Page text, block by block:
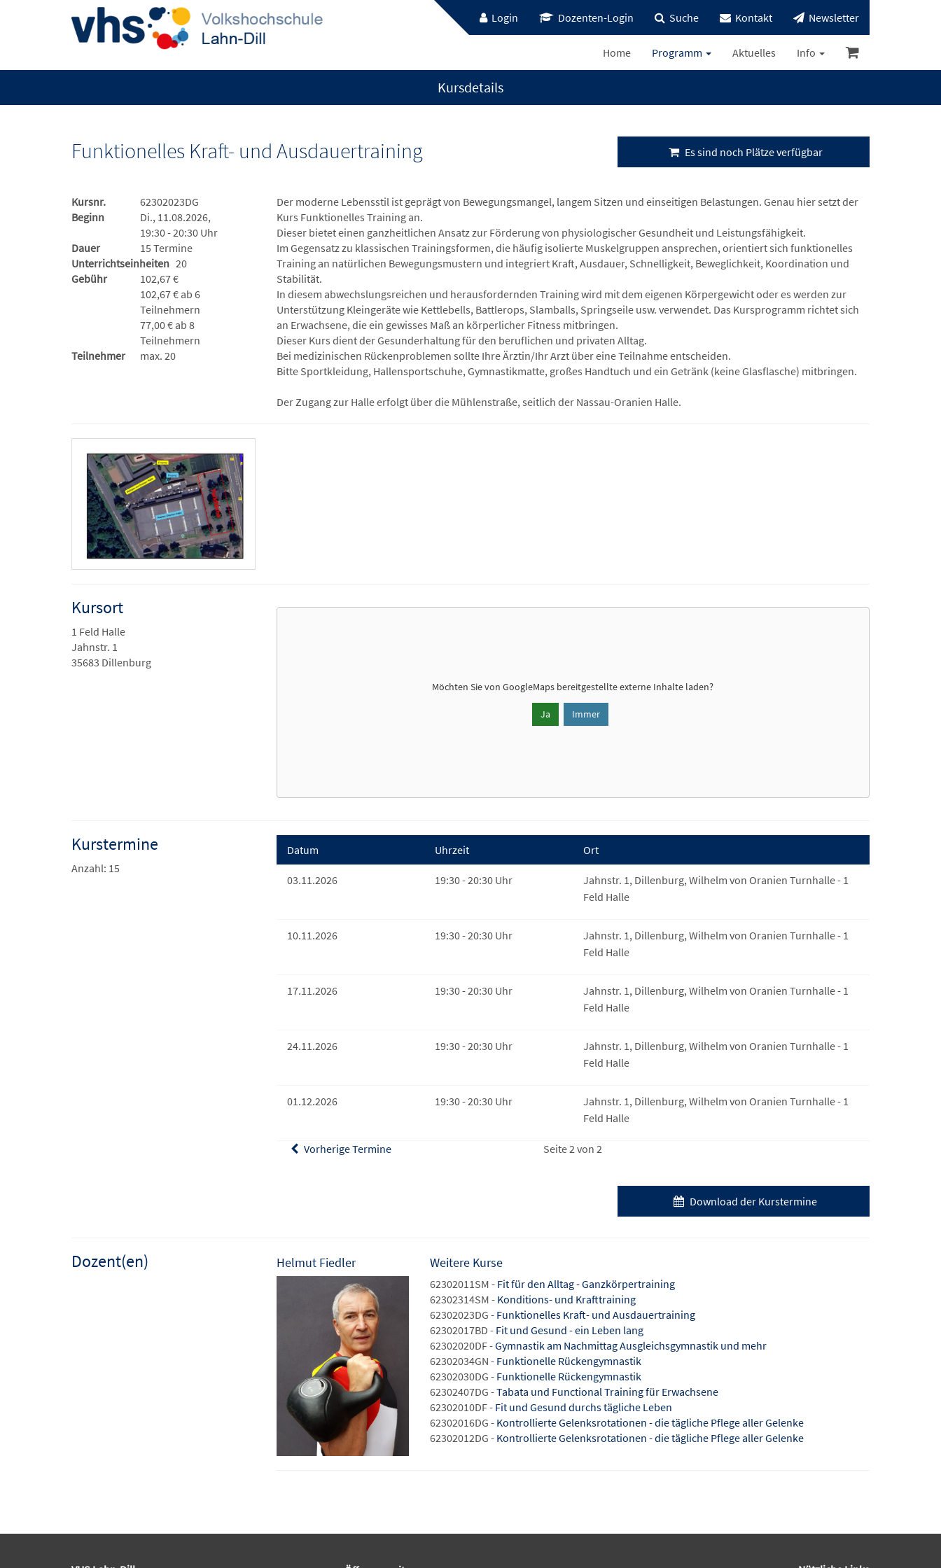
Login Dozenten-Login Suche Kontakt Newsletter
Home Programm Aktuelles Info
Kursdetails
Funktionelles Kraft- und Ausdauertraining Es sind noch Plätze verfügbar
Kursnr.
62302023DG
Beginn
Di., 11.08.2026,
19:30 - 20:30 Uhr
Dauer
15 Termine
Unterrichtseinheiten
20
Gebühr
102,67 €
102,67 € ab 6
Teilnehmern
77,00 € ab 8
Teilnehmern
Teilnehmer
max. 20
Der moderne Lebensstil ist geprägt von Bewegungsmangel, langem Sitzen und einseitigen Belastungen. Genau hier setzt der
Kurs Funktionelles Training an.
Dieser bietet einen ganzheitlichen Ansatz zur Förderung von physiologischer Gesundheit und Leistungsfähigkeit.
Im Gegensatz zu klassischen Trainingsformen, die häufig isolierte Muskelgruppen ansprechen, orientiert sich funktionelles
Training an natürlichen Bewegungsmustern und integriert Kraft, Ausdauer, Schnelligkeit, Beweglichkeit, Koordination und
Stabilität.
In diesem abwechslungsreichen und herausfordernden Training wird mit dem eigenen Körpergewicht oder es werden zur
Unterstützung Kleingeräte wie Kettlebells, Battlerops, Slamballs, Springseile usw. verwendet. Das Kursprogramm richtet sich
an Erwachsene, die ein gewisses Maß an körperlicher Fitness mitbringen.
Dieser Kurs dient der Gesunderhaltung für den beruflichen und privaten Alltag.
Bei medizinischen Rückenproblemen sollte Ihre Ärztin/Ihr Arzt über eine Teilnahme entscheiden.
Bitte Sportkleidung, Hallensportschuhe, Gymnastikmatte, großes Handtuch und ein Getränk (keine Glasflasche) mitbringen.
Der Zugang zur Halle erfolgt über die Mühlenstraße, seitlich der Nassau-Oranien Halle.
Kursort
1 Feld Halle
Jahnstr. 1
35683 Dillenburg
Möchten Sie vonGoogleMaps bereitgestellte externe Inhalte laden?
Ja Immer
Kurstermine
Anzahl: 15
Datum Uhrzeit Ort
03.11.2026 19:30 - 20:30 Uhr
Jahnstr. 1, Dillenburg, Wilhelm von Oranien Turnhalle - 1
Feld Halle
10.11.2026 19:30 - 20:30 Uhr
Jahnstr. 1, Dillenburg, Wilhelm von Oranien Turnhalle - 1
Feld Halle
17.11.2026 19:30 - 20:30 Uhr
Jahnstr. 1, Dillenburg, Wilhelm von Oranien Turnhalle - 1
Feld Halle
24.11.2026 19:30 - 20:30 Uhr
Jahnstr. 1, Dillenburg, Wilhelm von Oranien Turnhalle - 1
Feld Halle
01.12.2026 19:30 - 20:30 Uhr
Jahnstr. 1, Dillenburg, Wilhelm von Oranien Turnhalle - 1
Feld Halle
Vorherige Termine Seite 2 von 2
Download der Kurstermine
Dozent(en) Helmut Fiedler Weitere Kurse
62302011SM - Fit für den Alltag - Ganzkörpertraining
62302314SM - Konditions- und Krafttraining
62302023DG - Funktionelles Kraft- und Ausdauertraining
62302017BD - Fit und Gesund - ein Leben lang
62302020DF -Gymnastik am Nachmittag Ausgleichsgymnastik und mehr
62302034GN - Funktionelle Rückengymnastik
62302030DG - Funktionelle Rückengymnastik
62302407DG -Tabata und Functional Training für Erwachsene
62302010DF - Fit und Gesund durchs tägliche Leben
62302016DG - Kontrollierte Gelenksrotationen - die tägliche Pflege aller Gelenke
62302012DG - Kontrollierte Gelenksrotationen - die tägliche Pflege aller Gelenke